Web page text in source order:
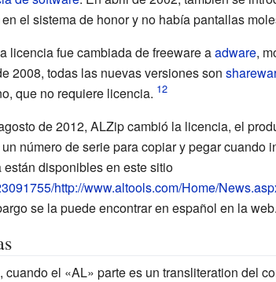
el sistema de honor y no había pantallas
licencia fue cambiada de freeware aadware,
2008, todas las nuevas versiones son
que no requiere licencia.
de 2012, ALZip cambió la licencia, el
número de serie para copiar y pegar cuando
disponibles en este sitio
http://www.altools.com/Home/
se la puede encontrar en español en la web.
el «AL» parte es un transliteration del